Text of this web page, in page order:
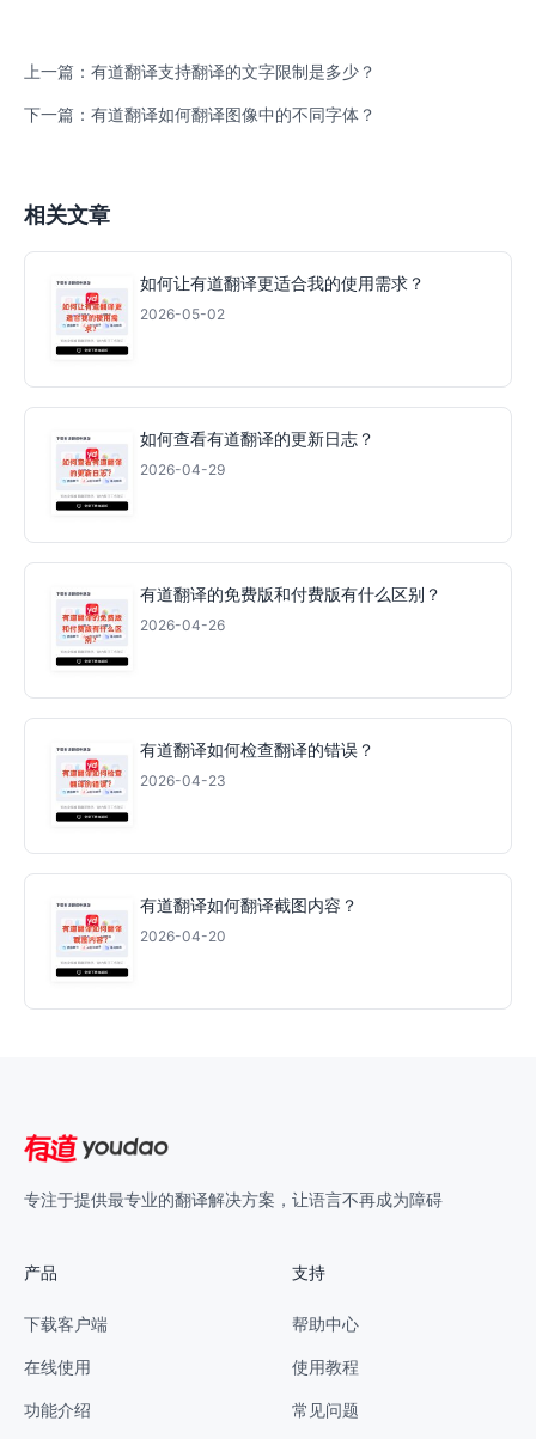
上一篇：有道翻译支持翻译的文字限制是多少？
下一篇：有道翻译如何翻译图像中的不同字体？
相关文章
如何让有道翻译更适合我的使用需求？
2026-05-02
如何查看有道翻译的更新日志？
2026-04-29
有道翻译的免费版和付费版有什么区别？
2026-04-26
有道翻译如何检查翻译的错误？
2026-04-23
有道翻译如何翻译截图内容？
2026-04-20
专注于提供最专业的翻译解决方案，让语言不再成为障碍
产品
下载客户端
在线使用
功能介绍
支持
帮助中心
使用教程
常见问题